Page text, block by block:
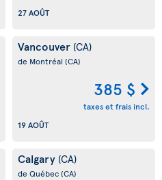
27 AOÛT
Vancouver (CA)
de Montréal (CA)
385 $
taxes et frais incl.
19 AOÛT
Calgary (CA)
de Québec(CA)